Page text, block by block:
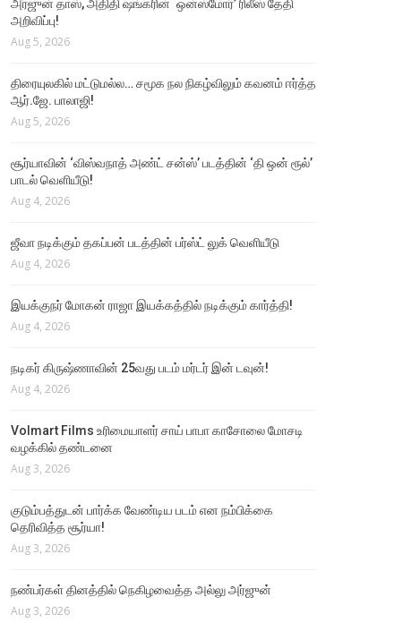
அர்ஜுன் தாஸ், அதிதி ஷங்கரின் `ஒன்ஸ்மோர்’ ரிலீஸ் தேதி
அறிவிப்பு!
Aug 5, 2026
திரையுலகில் மட்டுமல்ல… சமூக நல நிகழ்விலும் கவனம் ஈர்த்த
ஆர்.ஜே. பாலாஜி!
Aug 5, 2026
சூர்யாவின் ‘விஸ்வநாத் அண்ட் சன்ஸ்’ படத்தின் ‘தி ஒன் ரூல்’
பாடல் வெளியீடு!
Aug 4, 2026
ஜீவா நடிக்கும் தகப்பன் படத்தின் பர்ஸ்ட் லுக் வெளியீடு
Aug 4, 2026
இயக்குநர் மோகன் ராஜா இயக்கத்தில் நடிக்கும் கார்த்தி!
Aug 4, 2026
நடிகர் கிருஷ்ணாவின் 25வது படம் மர்டர் இன் டவுன்!
Aug 4, 2026
Volmart Films உரிமையாளர் சாய் பாபா காசோலை மோசடி
வழக்கில் தண்டனை
Aug 3, 2026
குடும்பத்துடன் பார்க்க வேண்டிய படம் என நம்பிக்கை
தெரிவித்த சூர்யா!
Aug 3, 2026
நண்பர்கள் தினத்தில் நெகிழவைத்த அல்லு அர்ஜுன்
Aug 3, 2026